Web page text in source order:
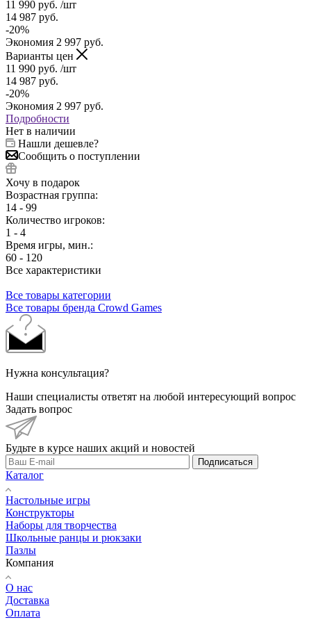
11 990 руб. /шт
14 987 руб.
-20%
Экономия 2 997 руб.
Варианты цен
11 990 руб. /шт
14 987 руб.
-20%
Экономия 2 997 руб.
Подробности
Нет в наличии
Нашли дешевле?
Сообщить о поступлении
Хочу в подарок
Возрастная группа:
14 - 99
Количество игроков:
1 - 4
Время игры, мин.:
60 - 120
Все характеристики
Все товары категории
Все товары бренда Crowd Games
Нужна консультация?
Наши специалисты ответят на любой интересующий вопрос
Задать вопрос
Будьте в курсе наших акций и новостей
Подписаться
Каталог
Настольные игры
Конструкторы
Наборы для творчества
Школьные ранцы и рюкзаки
Пазлы
Компания
О нас
Доставка
Оплата